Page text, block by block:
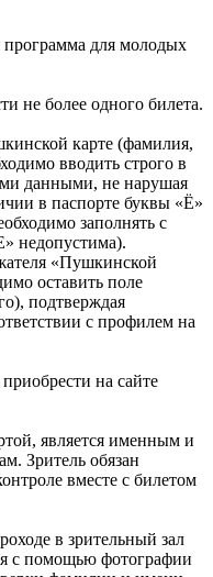
программа для молодых
не более одного билета.
карте (фамилия,
вводить строго в
данными, не нарушая
в паспорте буквы «Ё»
заполнять с
недопустима).
«Пушкинской
оставить поле
подтверждая
с профилем на
на сайте
является именным и
Зритель обязан
вместе с билетом
в зрительный зал
с помощью фотографии